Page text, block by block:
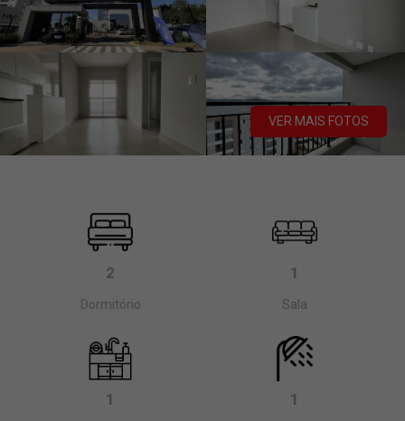
VER MAIS FOTOS
2
Dormitório
1
Sala
1 1